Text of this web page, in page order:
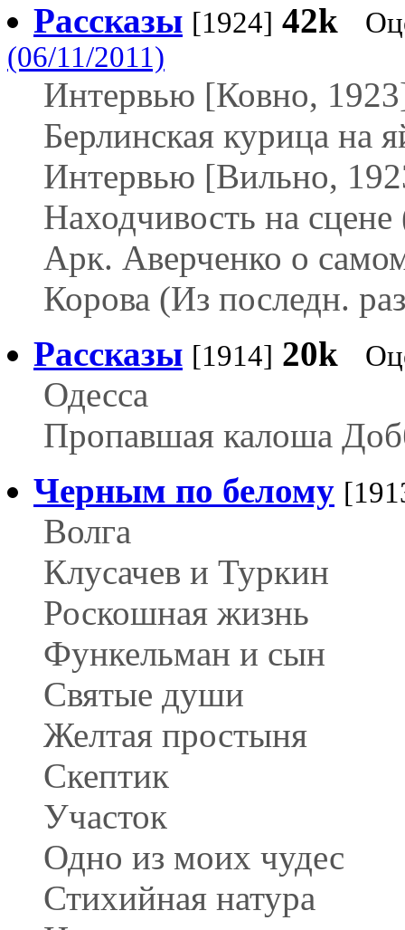
Рассказы [1924] 42k
(06/11/2011)
Интервью [Ковно,
Берлинская курица на
Интервью [Вильно,
Находчивость на
Арк. Аверченко о
Корова (Из последн.
Рассказы [1914] 20k
Одесса
Пропавшая калоша
Черным по белому
Волга
Клусачев и Туркин
Роскошная жизнь
Функельман и сын
Святые души
Желтая простыня
Скептик
Участок
Одно из моих чудес
Стихийная натура